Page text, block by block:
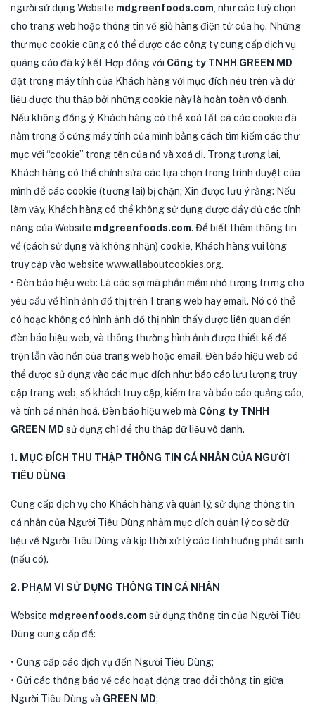
người sử dụng Website mdgreenfoods.com , như các tuỳ chọn
cho trang web hoặc thông tin về giỏ hàng điện tử của họ. Những
thư mục cookie cũng có thể được các công ty cung cấp dịch vụ
quảng cáo đã ký kết Hợp đồng với Công ty TNHH GREEN MD
đặt trong máy tính của Khách hàng với mục đích nêu trên và dữ
liệu được thu thập bởi những cookie này là hoàn toàn vô danh.
Nếu không đồng ý, Khách hàng có thể xoá tất cả các cookie đã
nằm trong ổ cứng máy tính của mình bằng cách tìm kiếm các thư
mục với “cookie” trong tên của nó và xoá đi. Trong tương lai,
Khách hàng có thể chỉnh sửa các lựa chọn trong trình duyệt của
mình để các cookie (tương lai) bị chặn; Xin được lưu ý rằng: Nếu
làm vậy, Khách hàng có thể không sử dụng được đầy đủ các tính
năng của Website mdgreenfoods.com. Để biết thêm thông tin
về (cách sử dụng và không nhận) cookie, Khách hàng vui lòng
truy cập vào website www.allaboutcookies.org.
• Đèn báo hiệu web: Là các sợi mã phần mềm nhỏ tượng trưng cho
yêu cầu về hình ảnh đồ thị trên 1 trang web hay email. Nó có thể
có hoặc không có hình ảnh đồ thị nhìn thấy được liên quan đến
đèn báo hiệu web, và thông thường hình ảnh được thiết kế để
trộn lẫn vào nền của trang web hoặc email. Đèn báo hiệu web có
thể được sử dụng vào các mục đích như: báo cáo lưu lượng truy
cập trang web, số khách truy cập, kiểm tra và báo cáo quảng cáo,
và tính cá nhân hoá. Đèn báo hiệu web mà Công ty TNHH
GREEN MD sử dụng chỉ để thu thập dữ liệu vô danh.
1. MỤC ĐÍCH THU THẬP THÔNG TIN CÁ NHÂN CỦA NGƯỜI
TIÊU DÙNG
Cung cấp dịch vụ cho Khách hàng và quản lý, sử dụng thông tin
cá nhân của Người Tiêu Dùng nhằm mục đích quản lý cơ sở dữ
liệu về Người Tiêu Dùng và kịp thời xử lý các tình huống phát sinh
(nếu có).
2. PHẠM VI SỬ DỤNG THÔNG TIN CÁ NHÂN
Website mdgreenfoods.com sử dụng thông tin của Người Tiêu
Dùng cung cấp để:
• Cung cấp các dịch vụ đến Người Tiêu Dùng;
• Gửi các thông báo về các hoạt động trao đổi thông tin giữa
Người Tiêu Dùng và GREEN MD;